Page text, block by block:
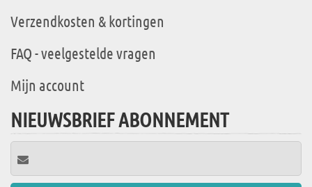
Verzendkosten & kortingen
FAQ - veelgestelde vragen
Mijn account
NIEUWSBRIEF ABONNEMENT